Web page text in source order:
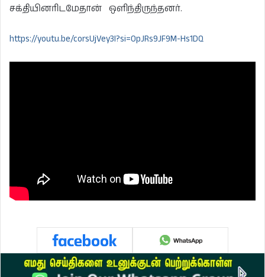
சக்தியினரிடமேதான் ஒளிந்திருந்தனர்.
https://youtu.be/corsUjVey3I?si=0pJRs9JF9M-Hs1DQ